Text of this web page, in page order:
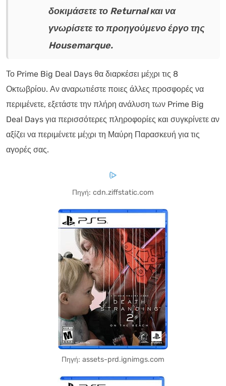
δοκιμάσετε το Returnal και να
γνωρίσετε το προηγούμενο έργο της
Housemarque.
Το Prime Big Deal Days θα διαρκέσει μέχρι τις 8
Οκτωβρίου. Αν αναρωτιέστε ποιες άλλες προσφορές να
περιμένετε, εξετάστε την πλήρη ανάλυση των Prime Big
Deal Days για περισσότερες πληροφορίες και συγκρίνετε αν
αξίζει να περιμένετε μέχρι τη Μαύρη Παρασκευή για τις
αγορές σας.
Πηγή: cdn.ziffstatic.com
Πηγή: assets-prd.ignimgs.com